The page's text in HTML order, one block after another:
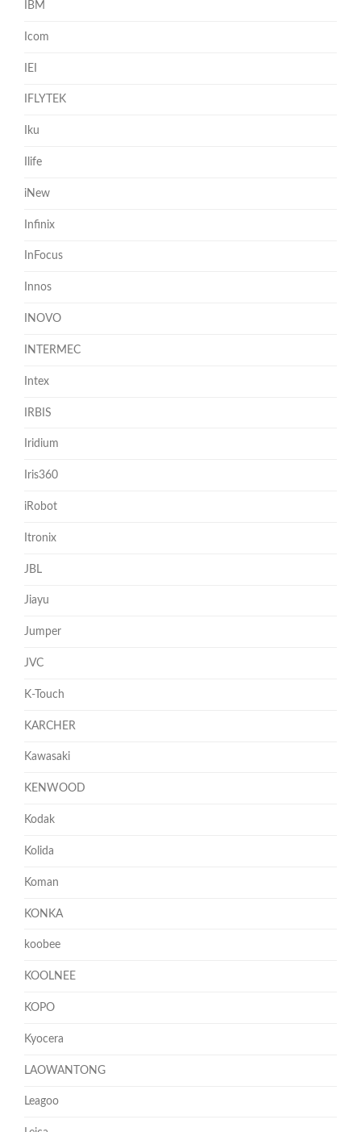
IBM
Icom
IEI
IFLYTEK
Iku
Ilife
iNew
Infinix
InFocus
Innos
INOVO
INTERMEC
Intex
IRBIS
Iridium
Iris360
iRobot
Itronix
JBL
Jiayu
Jumper
JVC
K-Touch
KARCHER
Kawasaki
KENWOOD
Kodak
Kolida
Koman
KONKA
koobee
KOOLNEE
KOPO
Kyocera
LAOWANTONG
Leagoo